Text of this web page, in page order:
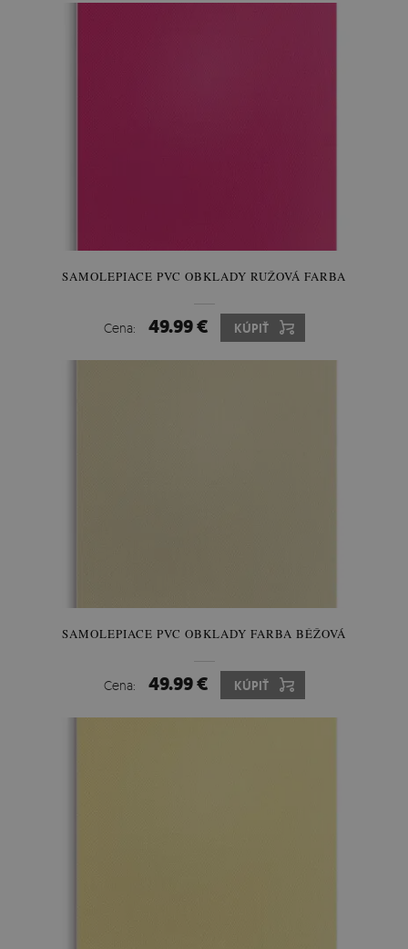
SAMOLEPIACE PVC OBKLADY RUŽOVÁ FARBA
Cena: 49.99 € KÚPIŤ
SAMOLEPIACE PVC OBKLADY FARBA BÉŽOVÁ
Cena: 49.99 € KÚPIŤ